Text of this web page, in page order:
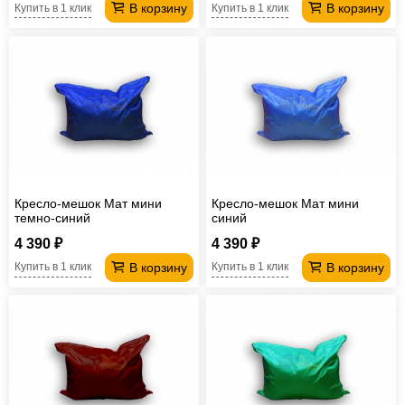
В корзину
Купить в 1 клик В корзину
Купить в 1 клик
Кресло-мешок Мат мини
темно-синий
4 390 ₽
В корзину
Купить в 1 клик
Кресло-мешок Мат мини
синий
4 390 ₽
В корзину
Купить в 1 клик